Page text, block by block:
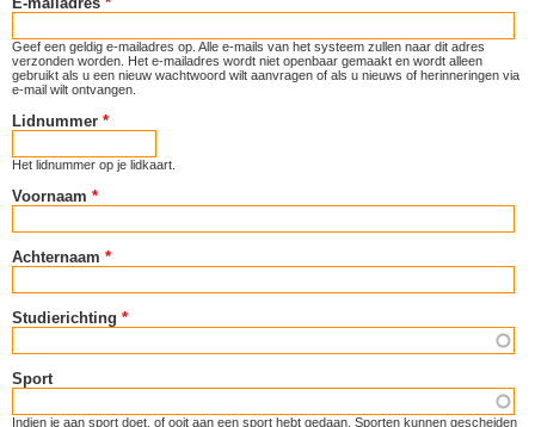
Geef een geldig e-mailadres op. Alle e-mails van het systeem zullen naar dit adres
verzonden worden. Het e-mailadres wordt niet openbaar gemaakt en wordt alleen
gebruikt als u een nieuw wachtwoord wilt aanvragen of als u nieuws of herinneringen via
e-mail wilt ontvangen.
Lidnummer *
Het lidnummer op je lidkaart.
Voornaam *
Achternaam *
Studierichting *
Sport
Indien je aan sport doet, of ooit aan een sport hebt gedaan. Sporten kunnen gescheiden